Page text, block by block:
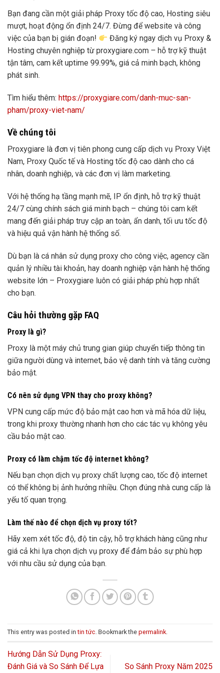
Bạn đang cần một giải pháp Proxy tốc độ cao, Hosting siêu
mượt, hoạt động ổn định 24/7. Đừng để website và công
việc của bạn bị gián đoạn!
Đăng ký ngay dịch vụ Proxy &
Hosting chuyên nghiệp từ proxygiare.com – hỗ trợ kỹ thuật
tận tâm, cam kết uptime 99.99%, giá cả minh bạch, không
phát sinh.
Tìm hiểu thêm: https://proxygiare.com/danh-muc-san-
pham/proxy-viet-nam/
Về chúng tôi
Proxygiare là đơn vị tiên phong cung cấp dịch vụ Proxy Việt
Nam, Proxy Quốc tế và Hosting tốc độ cao dành cho cá
nhân, doanh nghiệp, và các đơn vị làm marketing.
Với hệ thống hạ tầng mạnh mẽ, IP ổn định, hỗ trợ kỹ thuật
24/7 cùng chính sách giá minh bạch – chúng tôi cam kết
mang đến giải pháp truy cập an toàn, ẩn danh, tối ưu tốc độ
và hiệu quả vận hành hệ thống số.
Dù bạn là cá nhân sử dụng proxy cho công việc, agency cần
quản lý nhiều tài khoản, hay doanh nghiệp vận hành hệ thống
website lớn – Proxygiare luôn có giải pháp phù hợp nhất
cho bạn.
Câu hỏi thường gặp FAQ
Proxy là gì?
Proxy là một máy chủ trung gian giúp chuyển tiếp thông tin
giữa người dùng và internet, bảo vệ danh tính và tăng cường
bảo mật.
Có nên sử dụng VPN thay cho proxy không?
VPN cung cấp mức độ bảo mật cao hơn và mã hóa dữ liệu,
trong khi proxy thường nhanh hơn cho các tác vụ không yêu
cầu bảo mật cao.
Proxy có làm chậm tốc độ internet không?
Nếu bạn chọn dịch vụ proxy chất lượng cao, tốc độ internet
có thể không bị ảnh hưởng nhiều. Chọn đúng nhà cung cấp là
yếu tố quan trọng.
Làm thế nào để chọn dịch vụ proxy tốt?
Hãy xem xét tốc độ, độ tin cậy, hỗ trợ khách hàng cũng như
giá cả khi lựa chọn dịch vụ proxy để đảm bảo sự phù hợp
với nhu cầu sử dụng của bạn.
This entry was posted intin tức. Bookmark the permalink.
Hướng Dẫn Sử Dụng Proxy:
Đánh Giá và So Sánh Để Lựa
So Sánh Proxy Năm 2025